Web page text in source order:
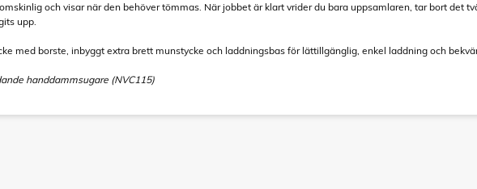
och visar när den behöver tömmas. När jobbet är klart vrider du bara uppsamlaren, tar bort det
upp.
med borste, inbyggt extra brett munstycke och laddningsbas för lättillgänglig, enkel laddning och
handdammsugare (NVC115)